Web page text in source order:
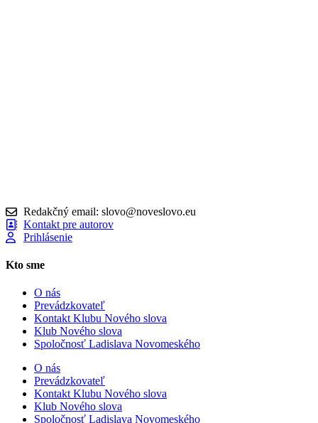
Redakčný email: slovo@noveslovo.eu
Kontakt pre autorov
Prihlásenie
Kto sme
O nás
Prevádzkovateľ
Kontakt Klubu Nového slova
Klub Nového slova
Spoločnosť Ladislava Novomeského
O nás
Prevádzkovateľ
Kontakt Klubu Nového slova
Klub Nového slova
Spoločnosť Ladislava Novomeského